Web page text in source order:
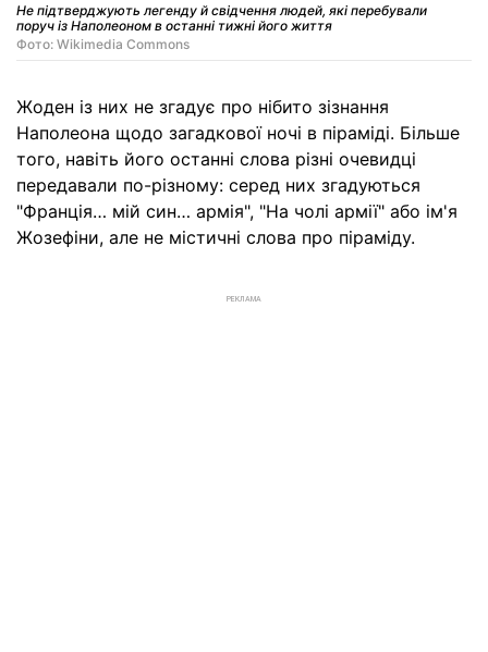
Не підтверджують легенду й свідчення людей, які перебували
поруч із Наполеоном в останні тижні його життя
Фото: Wikimedia Commons
Жоден із них не згадує про нібито зізнання
Наполеона щодо загадкової ночі в піраміді. Більше
того, навіть його останні слова різні очевидці
передавали по-різному: серед них згадуються
"Франція… мій син… армія", "На чолі армії" або ім'я
Жозефіни, але не містичні слова про піраміду.
РЕКЛАМА